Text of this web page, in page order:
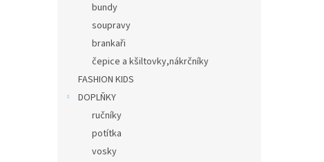
bundy
soupravy
brankaři
čepice a kšiltovky,nákrčníky
FASHION KIDS
DOPLŇKY
ručníky
potítka
vosky